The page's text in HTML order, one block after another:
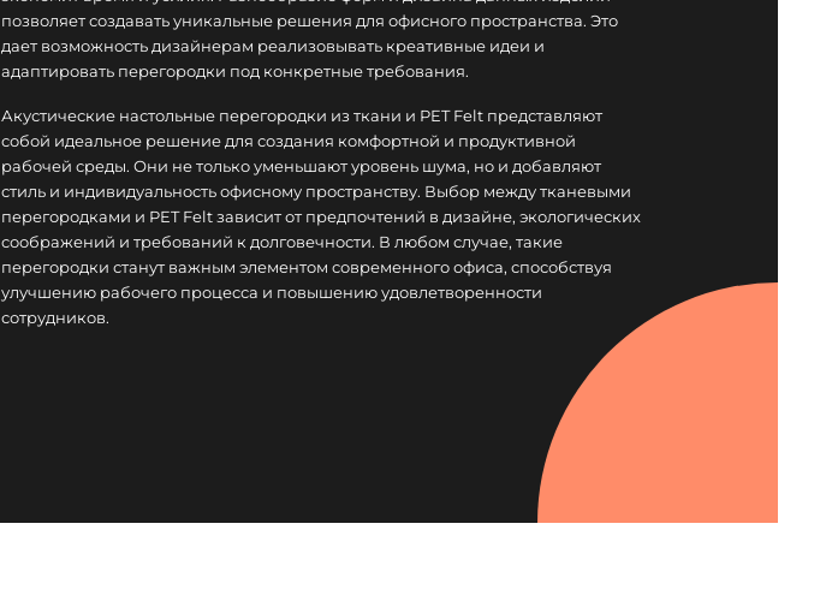
позволяет создавать уникальные решения для офисного пространства. Это
дает возможность дизайнерам реализовывать креативные идеи и
адаптировать перегородки под конкретные требования.
Акустические настольные перегородки из ткани и PET Felt представляют
собой идеальное решение для создания комфортной и продуктивной
рабочей среды. Они не только уменьшают уровень шума, но и добавляют
стиль и индивидуальность офисному пространству. Выбор между тканевыми
перегородками и PET Felt зависит от предпочтений в дизайне, экологических
соображений и требований к долговечности. В любом случае, такие
перегородки станут важным элементом современного офиса, способствуя
улучшению рабочего процесса и повышению удовлетворенности
сотрудников.